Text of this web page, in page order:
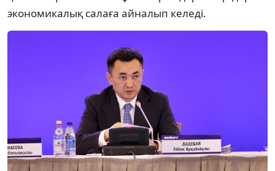
экономикалық салаға айналып келеді.